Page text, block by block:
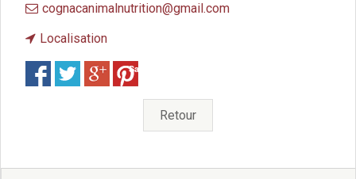
Services Techniques
C.C.A.S.
Vie associative
Police Municipale/règlementation
Cimetière/réglementation funéraire
Services en ligne
Inscriptions sur les listes électorales
cognacanimalnutrition@gmail.com
Localisation
Save
Retour